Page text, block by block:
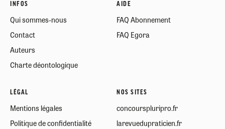
INFOS
Qui sommes-nous
Contact
Auteurs
Charte déontologique
AIDE
FAQ Abonnement
FAQ Egora
LÉGAL
Mentions légales
Politique de confidentialité
NOS SITES
concourspluripro.fr
larevuedupraticien.fr